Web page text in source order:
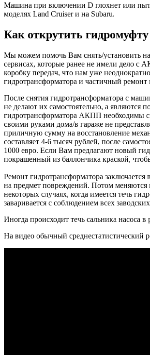
Машина при включении D глохнет или
моделях Land Cruiser и на Subaru.
Как открутить
Мы можем помочь Вам снять/установить
сервисах, которые ранее не имели дело с
коробку передач, что нам уже
гидротрансформатора и частичный ремонт
После снятия гидротрансформатора с
не делают их самостоятельно, а являются
гидротрансформатора АКПП необходимы
своими руками дома/в гараже не
приличную сумму на восстановление
составляет 4-6 тысяч рублей, после
1000 евро. Если Вам предлагают новый
покрашенный из баллончика краской,
Ремонт гидротрансформатора заключается
на предмет повреждений. Потом меняются
некоторых случаях, когда имеется течь
заваривается с соблюдением всех
Иногда происходит течь сальника насоса
На видео обычный среднестатистический